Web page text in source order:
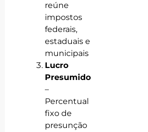
reúne
impostos
federais,
estaduais e
municipais
Lucro
Presumido
–
Percentual
fixo de
presunção